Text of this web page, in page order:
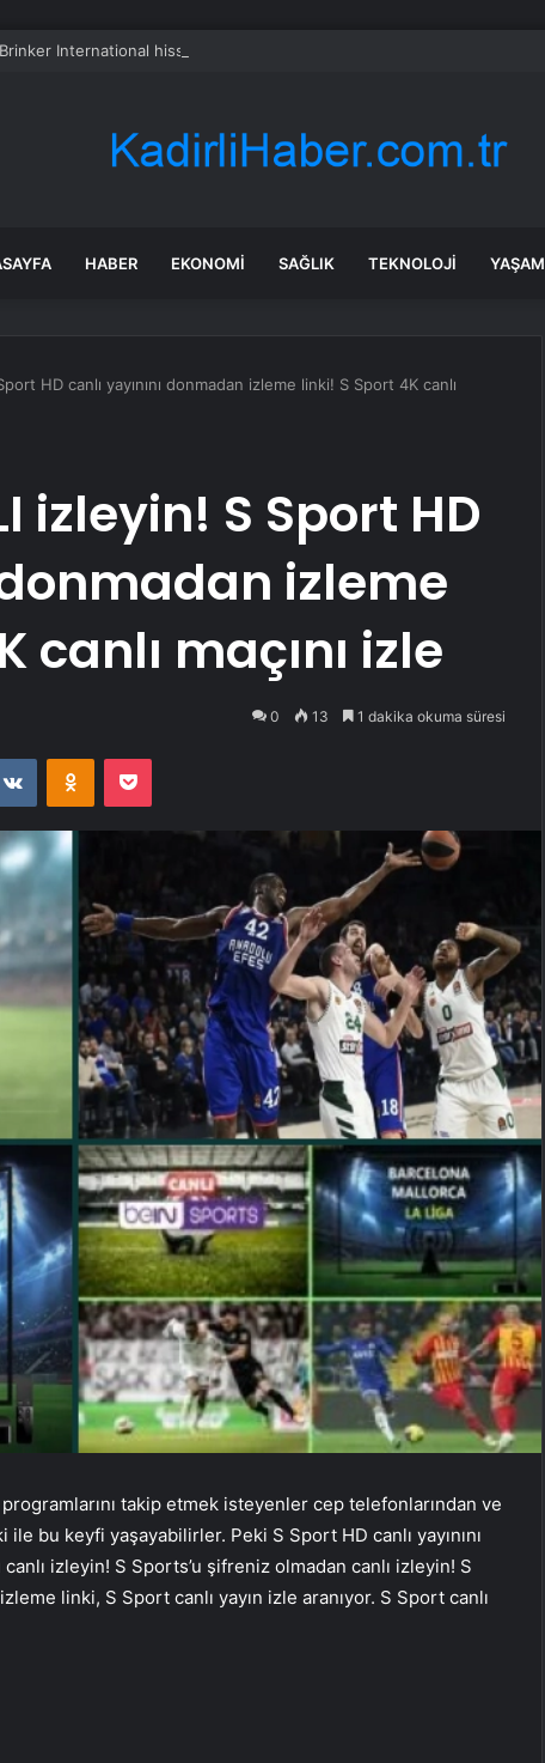
Brinker International hissesi 12 Ağustos’ta yüzde 6,6 hareket edebilir
HABER EKONOMI SAĞLIK TEKNOLOJI YAŞAM
HD canlı yayınını donmadan izleme linki! S Sport 4K canlı
izleyin! S Sport HD
donmadan izleme
canlı maçını izle
0 13 1 dakika okuma süresi
VKontakteOdnoklassniki
Pocket
takip etmek isteyenler cep telefonlarından ve
bu keyfi yaşayabilirler. Peki S Sport HD canlı yayınını
izleyin! S Sports’u şifreniz olmadan canlı izleyin! S
linki, S Sport canlı yayın izle aranıyor. S Sport canlı